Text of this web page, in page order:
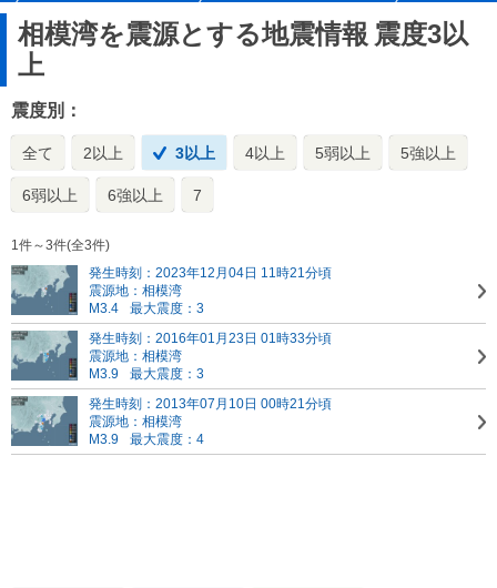
相模湾を震源とする地震情報 震度3以
上
震度別：
全て 2以上 3以上 4以上 5弱以上 5強以上
6弱以上 6強以上 7
1件～3件(全3件)
発生時刻：2023年12月04日 11時21分頃
震源地：相模湾
M3.4
最大震度：3
発生時刻：2016年01月23日 01時33分頃
震源地：相模湾
M3.9
最大震度：3
発生時刻：2013年07月10日 00時21分頃
震源地：相模湾
M3.9
最大震度：4